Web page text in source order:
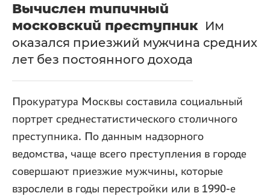
Вычислен типичный
московский преступник Им
оказался приезжий мужчина средних
лет без постоянного дохода
Прокуратура Москвы составила социальный
портрет среднестатистического столичного
преступника. По данным надзорного
ведомства, чаще всего преступления в городе
совершают приезжие мужчины, которые
взрослели в годы перестройки или в 1990-е